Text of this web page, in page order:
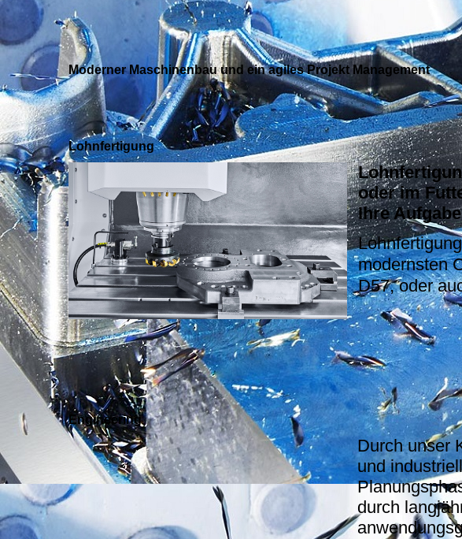
Moderner Maschinenbau und ein agiles Projekt Management
Lohnfertigung
oder im
Ihre
modernsten
D57, oder
Engineering
Durch unser
und
durch